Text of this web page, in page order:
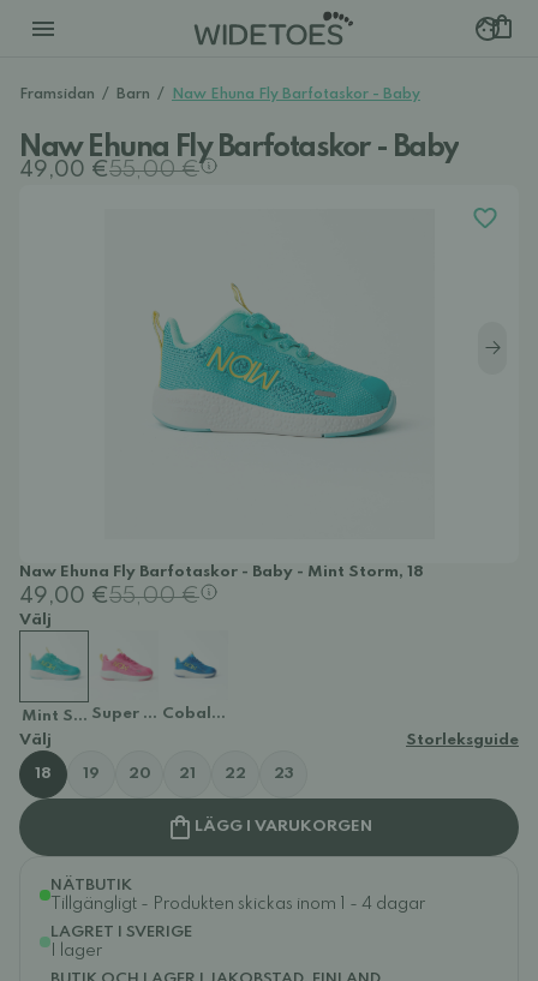
Framsidan / Barn / Naw Ehuna Fly Barfotaskor - Baby
Naw Ehuna Fly Barfotaskor - Baby
49,00 €55,00 €
Naw Ehuna Fly Barfotaskor - Baby - Mint Storm, 18
49,00 €55,00 €
Välj
Mint StormSuper PinkCobalt Blue
Välj
Storleksguide
18 19 20 21 22 23
LÄGG I VARUKORGEN
NÄTBUTIK
Tillgängligt - Produkten skickas inom 1 - 4 dagar
LAGRET I SVERIGE
I lager